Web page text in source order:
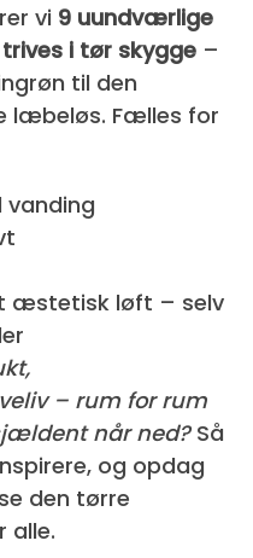
vi 9 uundværlige
i tør skygge –
til den
læbeløs. Fælles for
æstetisk løft – selv
– rum for rum
når ned?Så
og opdag
den tørre
alle.